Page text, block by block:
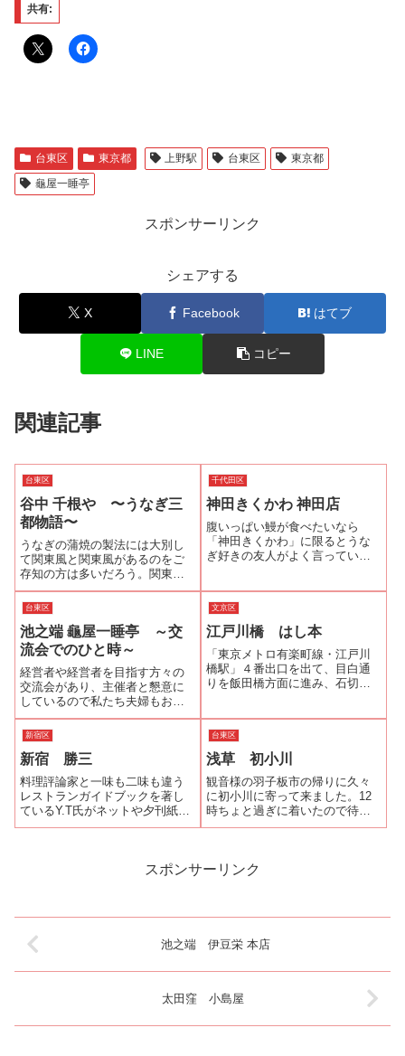
共有:
台東区 東京都 上野駅 台東区
東京都
龜屋一睡亭
スポンサーリンク
シェアする
X Facebook はてブ
LINE コピー
関連記事
台東区
谷中 千根や 〜うなぎ三
都物語〜
うなぎの蒲焼の製法には大別し
て関東風と関東風があるのをご
存知の方は多いだろう。関東風
と関西風の鰻の蒲焼は「割き
方」と「焼き方」が大きな違
い。関東では、鰻を背開きにし
て白焼きした後、蒸して再び焼
く。関西では、腹から開いて蒸
さずに焼く、いわゆる...
千代田区
神田きくかわ 神田店
腹いっぱい鰻が食べたいなら
「神田きくかわ」に限るとうな
ぎ好きの友人がよく言っていま
食べられるとのことでした。と
いうわけで他のお店が中休みに
入っている15時ご...
台東区
池之端 龜屋一睡亭 ～交
流会でのひと時～
経営者や経営者を目指す方々の
交流会があり、主催者と懇意に
しているので私たち夫婦もお招
きいただいた。上野・不忍池の
畔にある『龜屋一睡亭』さんが
会場。『龜屋一睡亭』さんは、
江戸時代から続く最中の皮を造
る和菓子屋さんから1950年に料
理店に転業し...
文京区
江戸川橋 はし本
「東京メトロ有楽町線・江戸川
橋駅」４番出口を出て、目白通
りを飯田橋方面に進み、石切橋
３５年創業の「はし本」です。
玄関を入ると左側には二階のお
座敷に通じる階段...
新宿区
新宿 勝三
料理評論家と一味も二味も違う
レストランガイドブックを著し
ているY.T氏がネットや夕刊紙の
連載の中で推薦していたお店。
字型のカウンターのみで、８名
台東区
浅草 初小川
観音様の羽子板市の帰りに久々
に初小川に寄って来ました。12
時ちょと過ぎに着いたので待つ
のを覚悟でしたが 、冷たい雨の
差し向かいの小さな座卓の小上
スポンサーリンク
池之端 伊豆栄 本店
太田窪 小島屋